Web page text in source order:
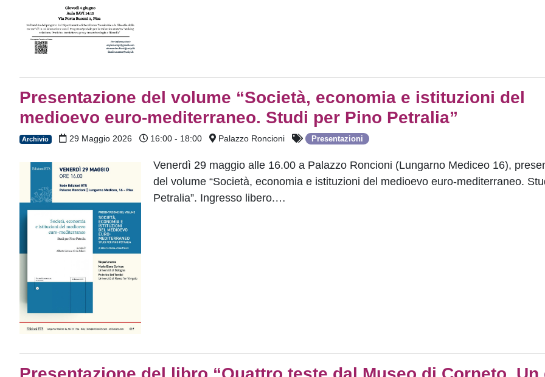
Presentazione del volume “Società, economia e istituzioni del
medioevo euro-mediterraneo. Studi per Pino Petralia”
Archivio 29 Maggio 2026 16:00 - 18:00 Palazzo Roncioni Presentazioni
Venerdì 29 maggio alle 16.00 a Palazzo Roncioni (Lungarno Mediceo 16),
del volume “Società, economia e istituzioni del medioevo euro-mediterraneo.
Petralia”. Ingresso libero.…